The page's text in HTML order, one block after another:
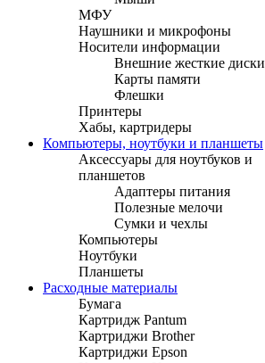
МФУ
Наушники и микрофоны
Носители информации
Внешние жесткие диски
Карты памяти
Флешки
Принтеры
Хабы, картридеры
Компьютеры, ноутбуки и планшеты
Аксессуары для ноутбуков и
планшетов
Адаптеры питания
Полезные мелочи
Сумки и чехлы
Компьютеры
Ноутбуки
Планшеты
Расходные материалы
Бумага
Картридж Pantum
Картриджи Brother
Картриджи Epson